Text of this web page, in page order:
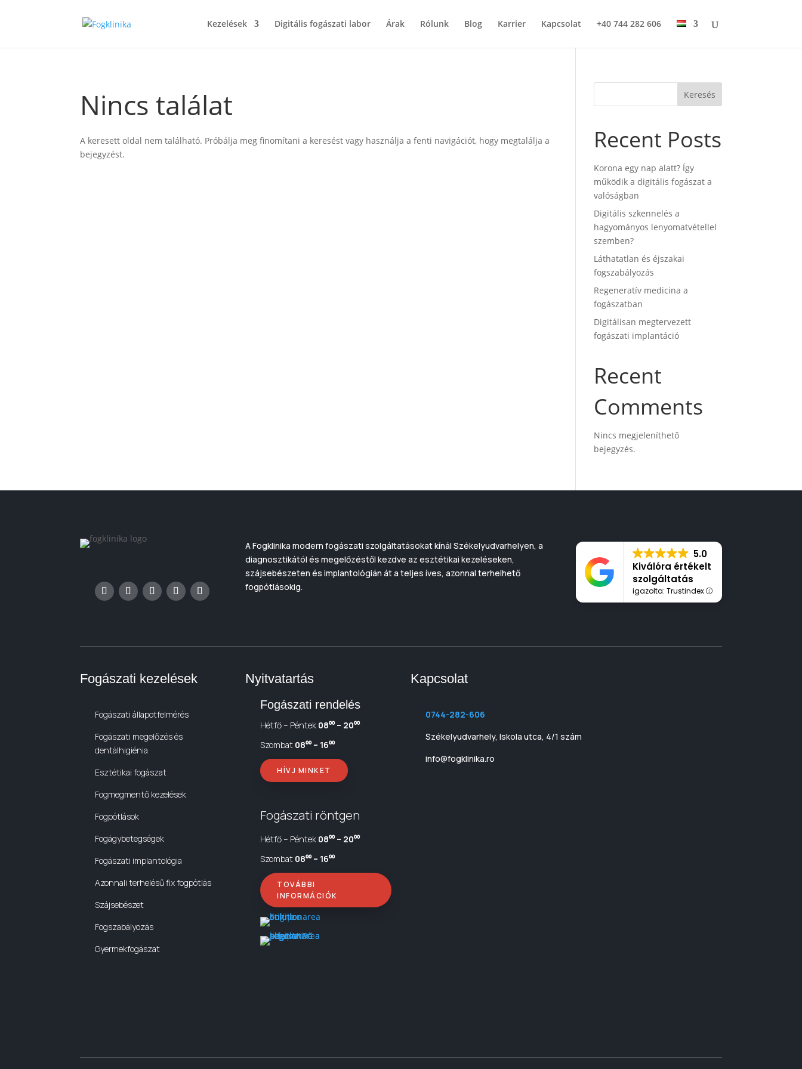
Kezelések Digitális fogászati labor Árak Rólunk Blog Karrier Kapcsolat +40 744 282 606
Nincs találat
A keresett oldal nem található. Próbálja meg finomítani a keresést vagy használja a fenti navigációt, hogy megtalálja a
bejegyzést.
Keresés
Recent Posts
Korona egy nap alatt? Így
működik a digitális fogászat a
valóságban
Digitális szkennelés a
hagyományos lenyomatvétellel
szemben?
Láthatatlan és éjszakai
fogszabályozás
Regeneratív medicina a
fogászatban
Digitálisan megtervezett
fogászati implantáció
Recent
Comments
Nincs megjeleníthető
bejegyzés.
A Fogklinika modern fogászati szolgáltatásokat kínál Székelyudvarhelyen, a
diagnosztikától és megelőzéstől kezdve az esztétikai kezeléseken,
szájsebészeten és implantológián át a teljes íves, azonnal terhelhető
fogpótlásokig.
5.0
Kiválóra értékelt
szolgáltatás
igazolta: Trustindex
Fogászati kezelések
Fogászati állapotfelmérés
Fogászati megelőzés és
dentálhigiénia
Esztétikai fogászat
Fogmegmentő kezelések
Fogpótlások
Fogágybetegségek
Fogászati implantológia
Azonnali terhelésű fix fogpótlás
Szájsebészet
Fogszabályozás
Gyermekfogászat
Nyitvatartás
Fogászati rendelés
Hétfő – Péntek 08⁰⁰ – 20⁰⁰
Szombat 08⁰⁰ – 16⁰⁰
HÍVJ MINKET
Fogászati röntgen
Hétfő – Péntek 08⁰⁰ – 20⁰⁰
Szombat 08⁰⁰ – 16⁰⁰
TOVÁBBI
INFORMÁCIÓK
Kapcsolat
0744-282-606
Székelyudvarhely, Iskola utca, 4/1 szám
info@fogklinika.ro